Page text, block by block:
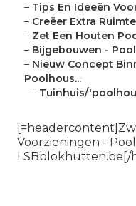
– Tips En Ideeën
– Creëer Extra
– Zet Een Houten
– Bijgebouwen -
– Nieuw Concept
Poolhous...
– Tuinhuis/
Voorzieningen -
LSBblokhutten.be[/